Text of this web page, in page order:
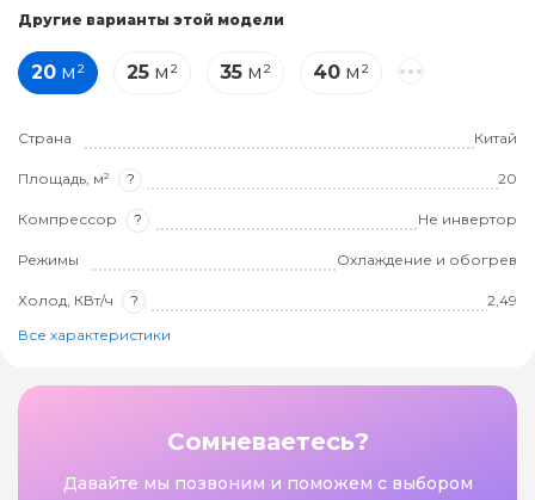
Другие варианты этой модели
20 м² 25 м² 35 м² 40 м²
Страна Китай
Площадь, м² ? 20
Компрессор ? Не инвертор
Режимы Охлаждение и обогрев
Холод, КВт/ч ?
2,49
Все характеристики
Сомневаетесь?
Давайте мы позвоним и поможем с выбором